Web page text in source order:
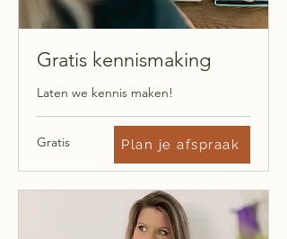
Gratis kennismaking
Laten we kennis maken!
Gratis
Gratis Plan je afspraak